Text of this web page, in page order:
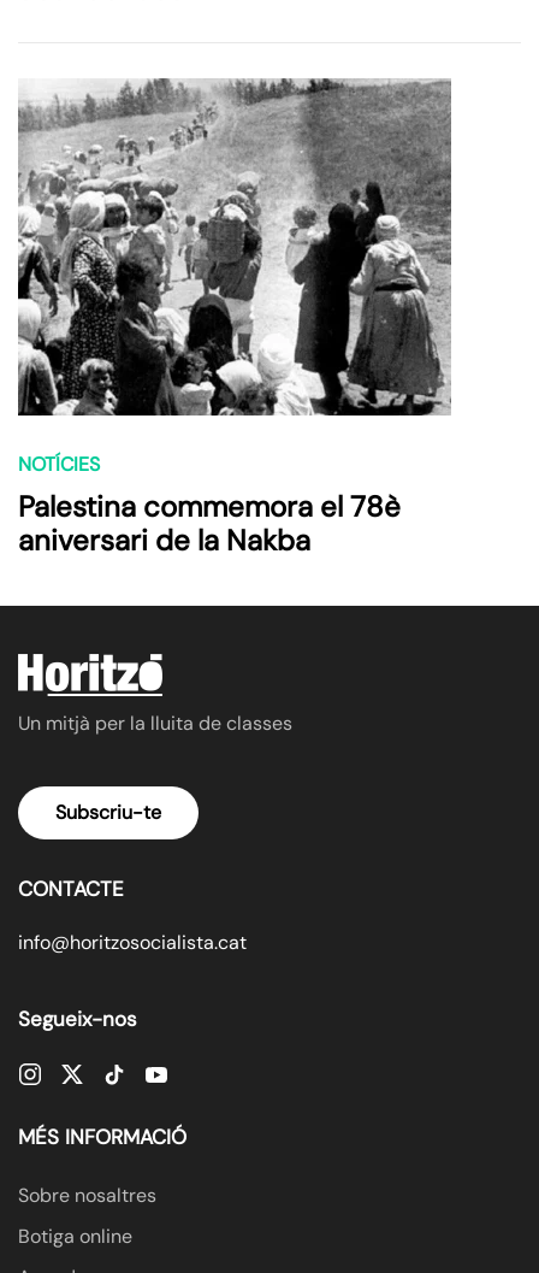
NOTÍCIES
Palestina commemora el 78è
aniversari de la Nakba
Un mitjà per la lluita de classes
Subscriu-te
CONTACTE
info@horitzosocialista.cat
Segueix-nos
MÉS INFORMACIÓ
Sobre nosaltres
Botiga online